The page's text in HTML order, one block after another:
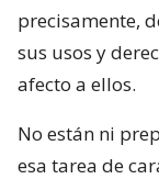
precisamente,
sus usos y
afecto a ellos.
No están ni
esa tarea de